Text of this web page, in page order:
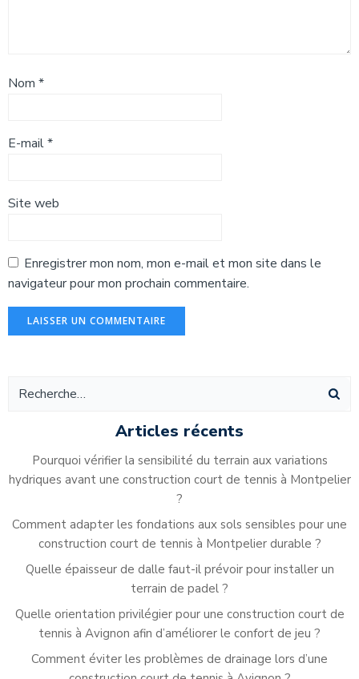
Nom *
E-mail*
Site web
Enregistrer mon nom, mon e-mail et mon site dans le
navigateur pour mon prochain commentaire.
Articles récents
Pourquoi vérifier la sensibilité du terrain aux variations
hydriques avant une construction court de tennis à Montpelier
?
Comment adapter les fondations aux sols sensibles pour une
construction court de tennis à Montpelier durable ?
Quelle épaisseur de dalle faut-il prévoir pour installer un
terrain de padel ?
Quelle orientation privilégier pour une construction court de
tennis à Avignon afin d’améliorer le confort de jeu ?
Comment éviter les problèmes de drainage lors d’une